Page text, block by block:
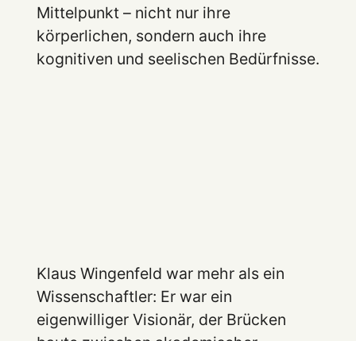
Mittelpunkt – nicht nur ihre
körperlichen, sondern auch ihre
kognitiven und seelischen Bedürfnisse.
Klaus Wingenfeld war mehr als ein
Wissenschaftler: Er war ein
eigenwilliger Visionär, der Brücken